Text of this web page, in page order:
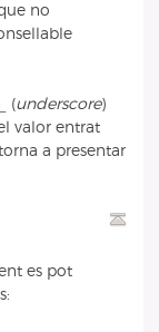
no
(underscore)
valor entrat
a presentar
es pot